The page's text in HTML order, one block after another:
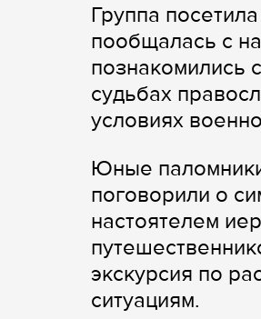
Группа
пообщалась с
познакомились
судьбах
условиях
Юные
поговорили о
настоятелем
экскурсия по
ситуациям.